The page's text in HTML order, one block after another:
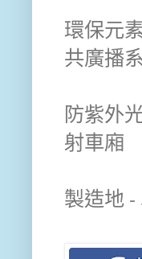
環保元
共廣播
防紫外
射車廂
製造地 -